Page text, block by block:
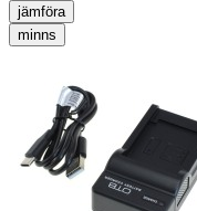
jämföra
minns